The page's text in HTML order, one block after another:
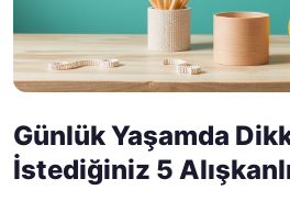
Günlük Yaşamda
İstediğiniz 5